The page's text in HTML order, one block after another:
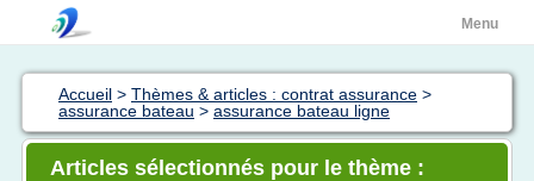
Menu
Accueil > Thèmes & articles : contrat assurance >
assurance bateau > assurance bateau ligne
Articles sélectionnés pour le thème :